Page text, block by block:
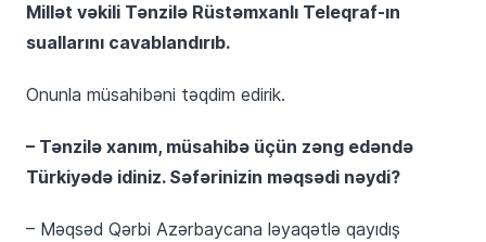
Millət vəkili Tənzilə Rüstəmxanlı Teleqraf-ın
suallarını cavablandırıb.
Onunla müsahibəni təqdim edirik.
– Tənzilə xanım, müsahibə üçün zəng edəndə
Türkiyədə idiniz. Səfərinizin məqsədi nəydi?
– Məqsəd Qərbi Azərbaycana ləyaqətlə qayıdış